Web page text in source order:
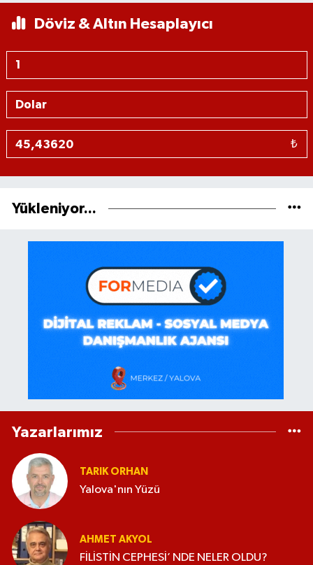
Döviz & Altın Hesaplayıcı
₺
Yükleniyor...
Yazarlarımız
TARIK ORHAN
Yalova'nın Yüzü
AHMET AKYOL
FİLİSTİN CEPHESİ’ NDE NELER OLDU?